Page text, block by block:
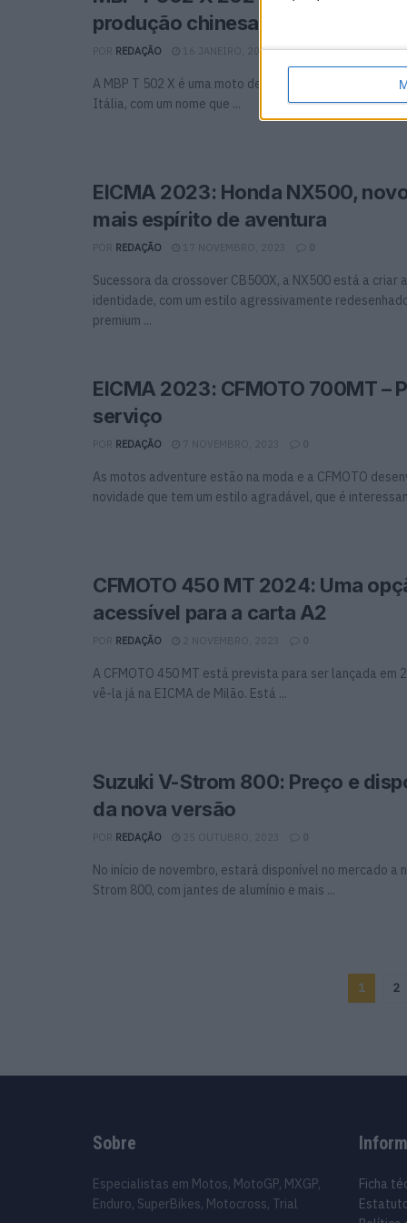
produção chinesa
REDAÇÃO 16 JANEIRO, 2024 0
A MBP T 502 X é uma moto de aventura homologada
Itália, com um nome que ...
EICMA 2023: Honda NX500,
mais espírito de aventura
REDAÇÃO 17 NOVEMBRO, 2023 0
Sucessora da crossover CB500X, a NX500 está a criar
identidade, com um estilo agressivamente
premium ...
EICMA 2023: CFMOTO 700MT –
serviço
REDAÇÃO 7 NOVEMBRO, 2023 0
As motos adventure estão na moda e a CFMOTO
novidade que tem um estilo agradável, que é
CFMOTO 450 MT 2024: Uma
acessível para a carta A2
REDAÇÃO 2 NOVEMBRO, 2023 0
A CFMOTO 450 MT está prevista para ser lançada em
vê-la já na EICMA de Milão. Está ...
Suzuki V-Strom 800: Preço e
da nova versão
REDAÇÃO 25 OUTUBRO, 2023 0
No início de novembro, estará disponível no mercado a
Strom 800, com jantes de alumínio e mais ...
1 2
Sobre
Especialistas em Motos, MotoGP, MXGP,
Enduro, SuperBikes, Motocross, Trial
Ficha